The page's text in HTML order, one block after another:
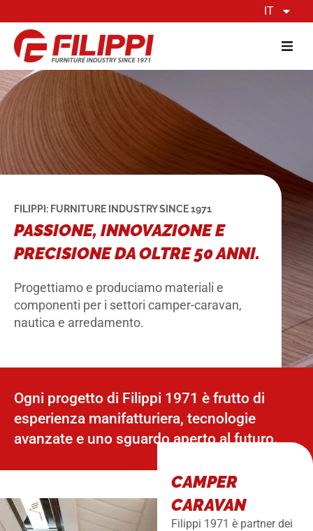
IT
FILIPPI: FURNITURE INDUSTRY SINCE 1971
PASSIONE, INNOVAZIONE E
PRECISIONE DA OLTRE 50 ANNI.
Progettiamo e produciamo materiali e
componenti per i settori camper-caravan,
nautica e arredamento.
Ogni progetto di Filippi 1971 è frutto di
esperienza manifatturiera, tecnologie
avanzate e uno sguardo aperto al futuro.
CAMPER
CARAVAN
Filippi 1971 è partner dei